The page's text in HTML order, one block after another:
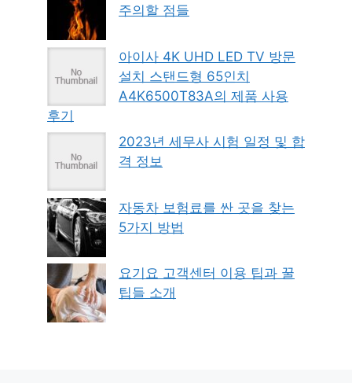
주의할 점들
아이사 4K UHD LED TV 방문
설치 스탠드형 65인치
A4K6500T83A의 제품 사용
후기
2023년 세무사 시험 일정 및 합
격 정보
자동차 보험료를 싼 곳을 찾는
5가지 방법
요기요 고객센터 이용 팁과 꿀
팁들 소개